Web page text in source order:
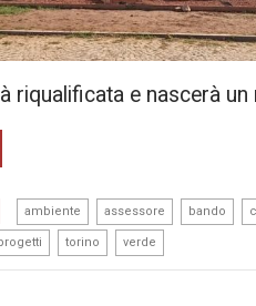
riqualificata e nascerà
ambiente assessore bando
torino verde